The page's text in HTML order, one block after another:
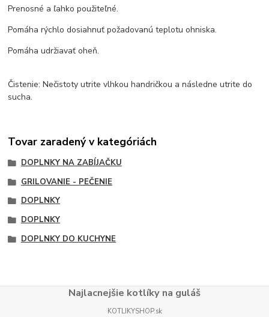
Prenosné a ľahko použiteľné.
Pomáha rýchlo dosiahnuť požadovanú teplotu ohniska.
Pomáha udržiavať oheň.
Čistenie: Nečistoty utrite vlhkou handričkou a následne utrite do
sucha.
Tovar zaradený v kategóriách
DOPLNKY NA ZABÍJAČKU
GRILOVANIE - PEČENIE
DOPLNKY
DOPLNKY
DOPLNKY DO KUCHYNE
Najlacnejšie kotlíky na guláš
KOTLIKYSHOP.sk